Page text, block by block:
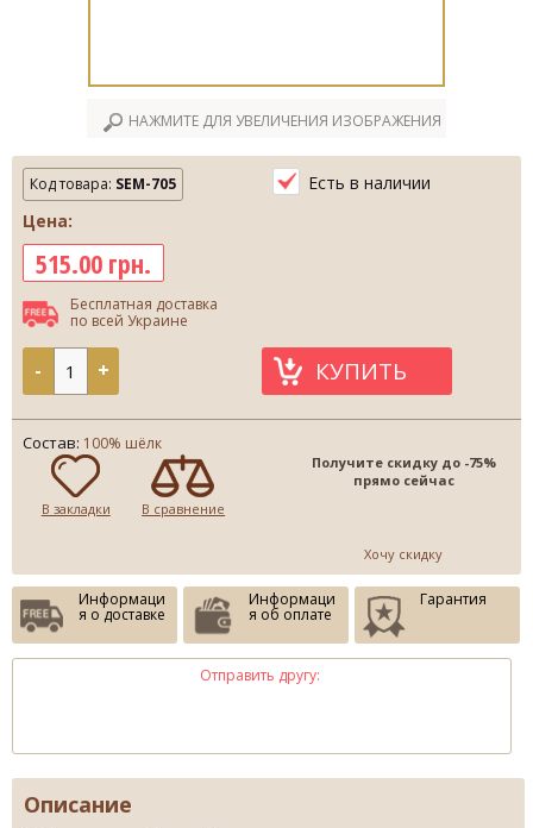
НАЖМИТЕ ДЛЯ УВЕЛИЧЕНИЯ ИЗОБРАЖЕНИЯ
Код товара: SEM-705
Есть в наличии
Цена:
515.00 грн.
Бесплатная доставка
по всей Украине
- + КУПИТЬ
Состав: 100% шёлк
Получите скидку до -75%
прямо сейчас
Хочу скидку
В закладки В сравнение
Информаци
я о доставке
Информаци
я об оплате
Гарантия
Отправить другу:
Описание